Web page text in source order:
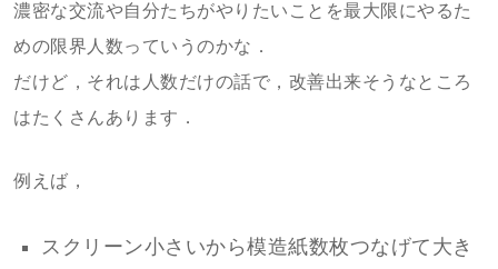
濃密な交流や自分たちがやりたいことを最大限にやるた
めの限界人数っていうのかな．
だけど，それは人数だけの話で，改善出来そうなところ
はたくさんあります．
例えば，
スクリーン小さいから模造紙数枚つなげて大き